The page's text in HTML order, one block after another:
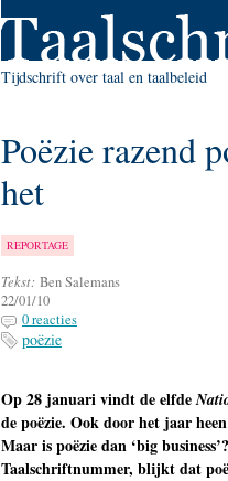
Skip to Navigation
Tijdschrift over taal en taalbeleid
Poëzie razend
het
REPORTAGE
Tekst: Ben Salemans
22/01/10
0 reacties
poëzie
Op 28 januari vindt de elfde
de poëzie. Ook door het jaar
Maar is poëzie dan ‘big
Taalschriftnummer, blijkt dat